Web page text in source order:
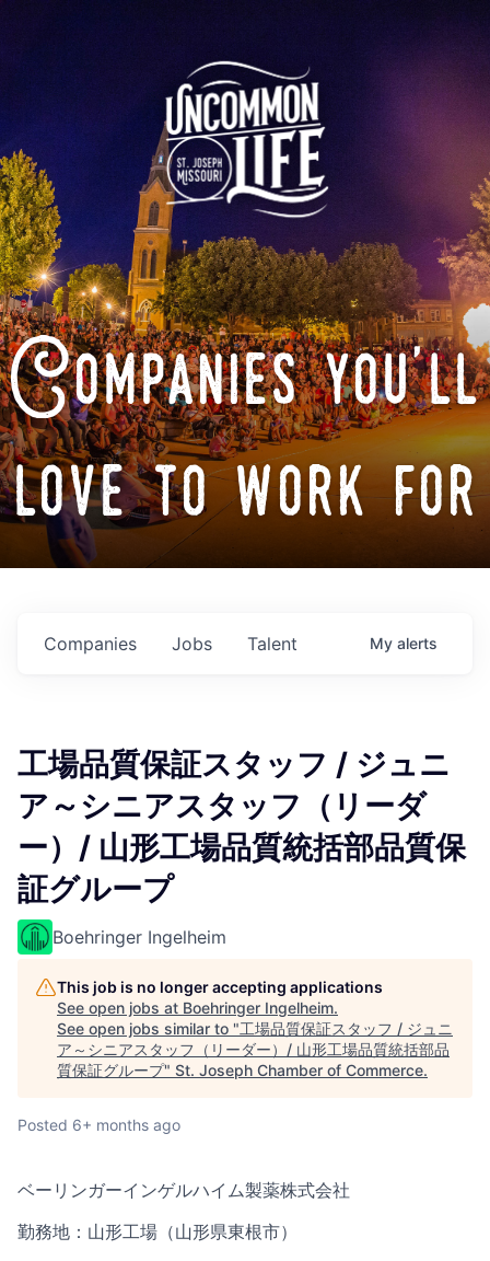
Companies you'll
love to work for
Jobs
Companies Talent My alerts
工場品質保証スタッフ / ジュニ
ア～シニアスタッフ（リーダ
ー）/ 山形工場品質統括部品質保
証グループ
Boehringer Ingelheim
This job is no longer accepting applications
See open jobs at Boehringer Ingelheim.
See open jobs similar to "工場品質保証スタッフ / ジュニ
ア～シニアスタッフ（リーダー）/ 山形工場品質統括部品
質保証グループ" St. Joseph Chamber of Commerce.
Posted 6+ months ago
ベーリンガーインゲルハイム製薬株式会社
勤務地：山形工場（山形県東根市）